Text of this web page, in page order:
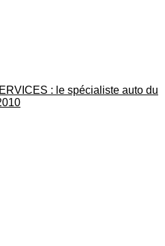
: le spécialiste auto du